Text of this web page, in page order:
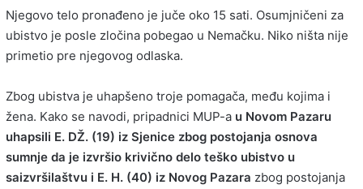
Njegovo telo pronađeno je juče oko 15 sati. Osumjničeni za
ubistvo je posle zločina pobegao u Nemačku. Niko ništa nije
primetio pre njegovog odlaska.
Zbog ubistva je uhapšeno troje pomagača, među kojima i
žena. Kako se navodi, pripadnici MUP-a u Novom Pazaru
uhapsili E. DŽ. (19) iz Sjenice zbog postojanja osnova
sumnje da je izvršio krivično delo teško ubistvo u
saizvršilaštvu i E. H. (40) iz Novog Pazara zbog postojanja